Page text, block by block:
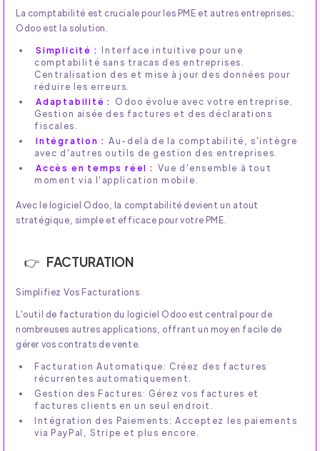
La comptabilité est cruciale pour les PME et autres entreprises;
Odoo est la solution.
Simplicité : Interface intuitive pour une
comptabilité sans tracas des entreprises.
Centralisation des et mise à jour des données pour
réduire les erreurs.
Adaptabilité : Odoo évolue avec votre entreprise.
Gestion aisée des factures et des déclarations
fiscales.
Intégration : Au-delà de la comptabilité, s'intègre
avec d'autres outils de gestion des entreprises.
Accès en temps réel : Vue d'ensemble à tout
moment via l'application mobile.
Avec le logiciel Odoo, la comptabilité devient un atout
stratégique, simple et efficace pour votre PME.
FACTURATION
Simplifiez Vos Facturations
L'outil de facturation du logiciel Odoo est central pour de
nombreuses autres applications, offrant un moyen facile de
gérer vos contrats de vente.
Facturation Automatique: Créez des factures
récurrentes automatiquement.
Gestion des Factures: Gérez vos factures et
factures clients en un seul endroit.
Intégration des Paiements: Acceptez les paiements
via PayPal, Stripe et plus encore.